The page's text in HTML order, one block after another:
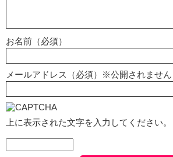
お名前（必須）
メールアドレス（必須）※公開されません
上に表示された文字を入力してください。